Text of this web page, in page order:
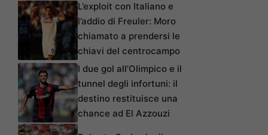
L’exploit con Italiano e
l’addio di Freuler: Moro
chiamato a prendersi le
chiavi del centrocampo
I due gol all’Olimpico e il
tunnel degli infortuni: il
destino restituisce una
chance ad El Azzouzi